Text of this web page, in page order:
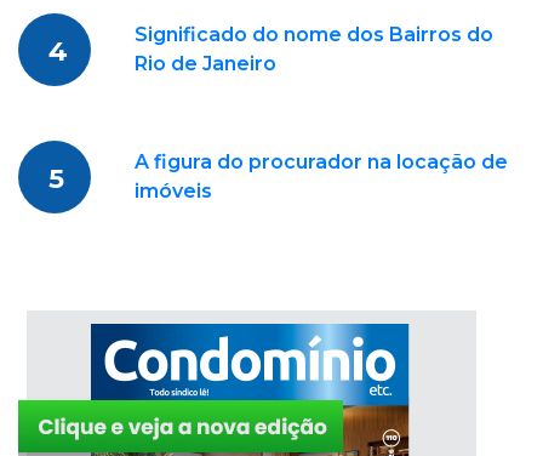
4
Significado do nome dos Bairros do
Rio de Janeiro
5
A figura do procurador na locação de
imóveis